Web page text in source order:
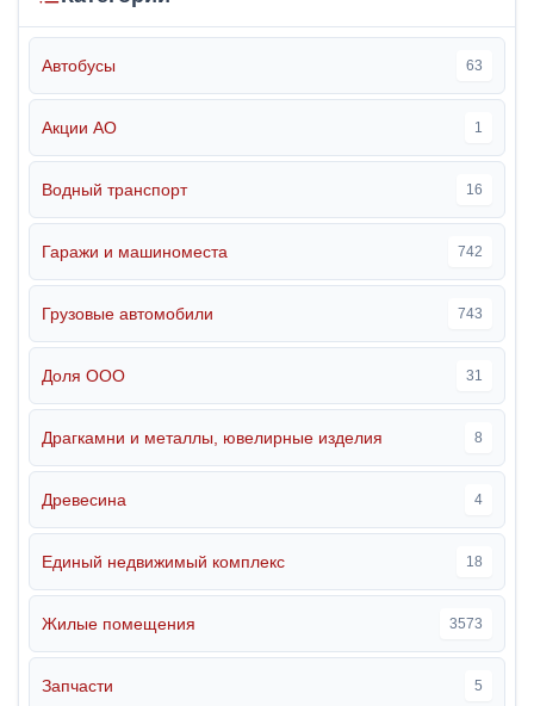
Автобусы 63
Акции АО 1
Водный транспорт 16
Гаражи и машиноместа 742
Грузовые автомобили 743
Доля ООО 31
Драгкамни и металлы, ювелирные изделия 8
Древесина 4
Единый недвижимый комплекс 18
Жилые помещения 3573
Запчасти 5